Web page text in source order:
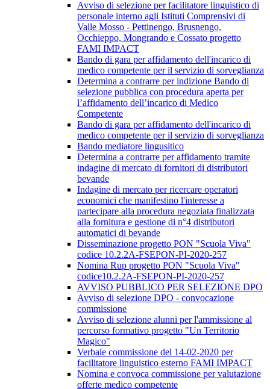
Avviso di selezione per facilitatore linguistico di
personale interno agli Istituti Comprensivi di
Valle Mosso - Pettinengo, Brusnengo,
Occhieppo, Mongrando e Cossato progetto
FAMI IMPACT
Bando di gara per affidamento dell'incarico di
medico competente per il servizio di sorveglianza
Determina a contrarre per indizione Bando di
selezione pubblica con procedura aperta per
l’affidamento dell’incarico di Medico
Competente
Bando di gara per affidamento dell'incarico di
medico competente per il servizio di sorveglianza
Bando mediatore lingusitico
Determina a contrarre per affidamento tramite
indagine di mercato di fornitori di distributori
bevande
Indagine di mercato per ricercare operatori
economici che manifestino l'interesse a
partecipare alla procedura negoziata finalizzata
alla fornitura e gestione di n°4 distributori
automatici di bevande
Disseminazione progetto PON "Scuola Viva"
codice 10.2.2A-FSEPON-PI-2020-257
Nomina Rup progetto PON "Scuola Viva"
codice10.2.2A-FSEPON-PI-2020-257
AVVISO PUBBLICO PER SELEZIONE DPO
Avviso di selezione DPO - convocazione
commissione
Avviso di selezione alunni per l'ammissione al
percorso formativo progetto "Un Territorio
Magico"
Verbale commissione del 14-02-2020 per
facilitatore linguistico esterno FAMI IMPACT
Nomina e convoca commissione per valutazione
offerte medico competente